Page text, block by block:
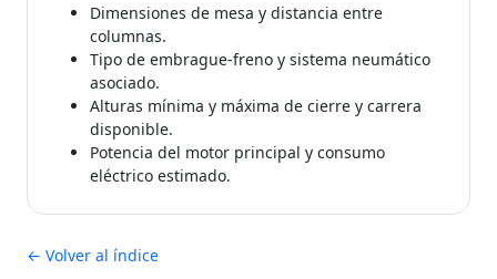
Dimensiones de mesa y distancia entre
columnas.
Tipo de embrague-freno y sistema neumático
asociado.
Alturas mínima y máxima de cierre y carrera
disponible.
Potencia del motor principal y consumo
eléctrico estimado.
← Volver al índice